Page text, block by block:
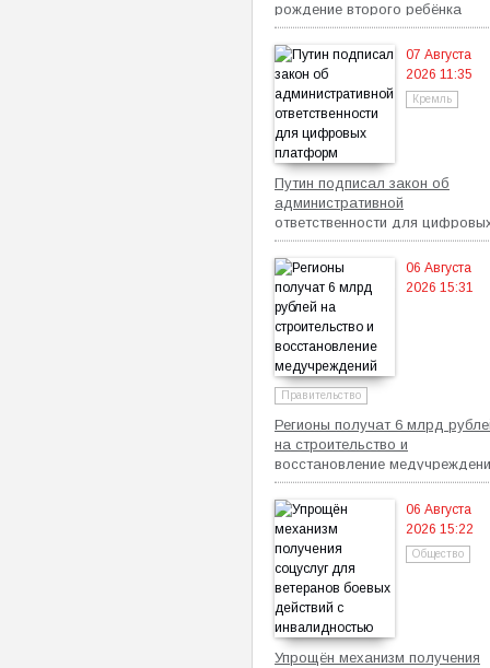
рождение второго ребёнка
07 Августа
2026 11:35
Кремль
Путин подписал закон об
административной
ответственности для
платформ
06 Августа
2026 15:31
Правительство
Регионы получат 6 млрд
на строительство и
восстановление
06 Августа
2026 15:22
Общество
Упрощён механизм получения